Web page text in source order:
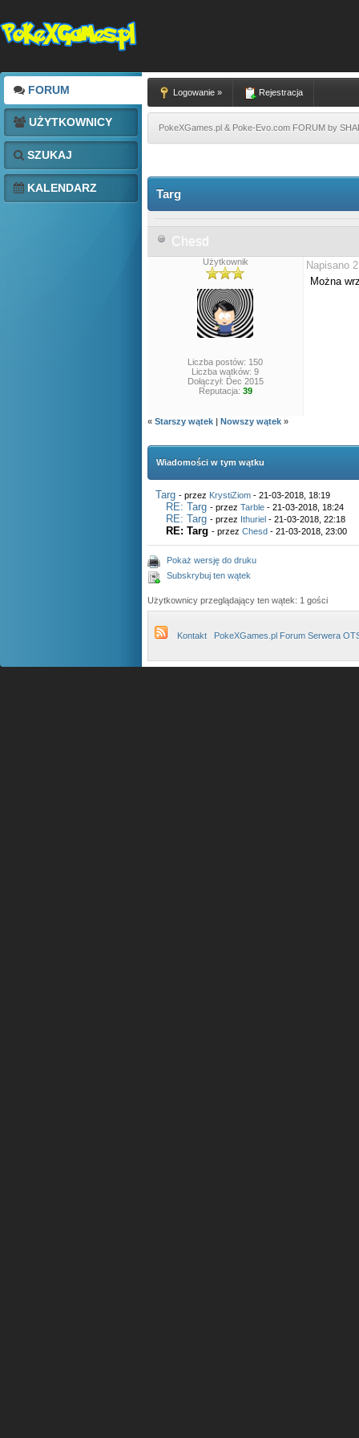
FORUM
UŻYTKOWNICY
SZUKAJ
KALENDARZ
Logowanie » Rejestracja
PokeXGames.pl & Poke-Evo.com FORUM by
Targ
Chesd
Użytkownik
Liczba postów: 150
Liczba wątków: 9
Dołączył: Dec 2015
Reputacja: 39
Napisano
Można
« Starszy wątek | Nowszy wątek »
Wiadomości w tym wątku
Targ - przez KrystiZiom - 21-03-2018, 18:19
RE: Targ - przez Tarble - 21-03-2018, 18:24
RE: Targ - przez Ithuriel - 21-03-2018, 22:18
RE: Targ - przez Chesd - 21-03-2018, 23:00
Pokaż wersję do druku
Subskrybuj ten wątek
Użytkownicy przeglądający ten wątek: 1 gości
Kontakt PokeXGames.pl Forum Serwera